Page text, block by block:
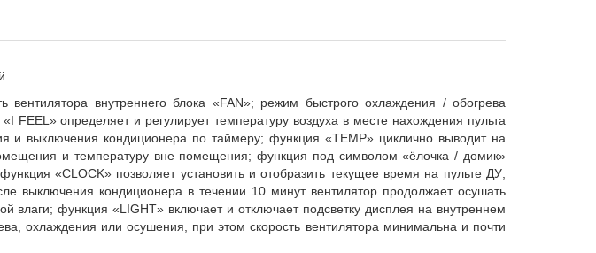
вентилятора внутреннего блока «FAN»; режим быстрого охлаждения / обогрева
«I FEEL» определяет и регулирует температуру воздуха в месте нахождения пульта
и выключения кондиционера по таймеру; функция «TEMP» циклично выводит на
и температуру вне помещения; функция под символом «ёлочка / домик»
«CLOCK» позволяет установить и отобразить текущее время на пульте ДУ;
выключения кондиционера в течении 10 минут вентилятор продолжает осушать
влаги; функция «LIGHT» включает и отключает подсветку дисплея на внутреннем
охлаждения или осушения, при этом скорость вентилятора минимальна и почти